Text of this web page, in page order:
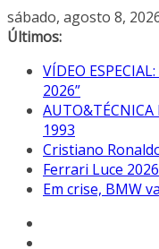
Pular
para
conteúdo
sábado, agosto 8,
Últimos:
VÍDEO
2026”
1993
Cristiano
Ferrari Luce
Em crise, BMW